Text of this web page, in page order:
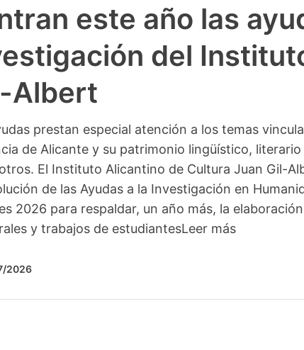
este año las
del
Albert
prestan especial atención a los temas
de Alicante y su patrimonio lingüístico,
El Instituto Alicantino de Cultura Juan Gil-
de las Ayudas a la Investigación en
2026 para respaldar, un año más, la
y trabajos de estudiantesLeer más
2026